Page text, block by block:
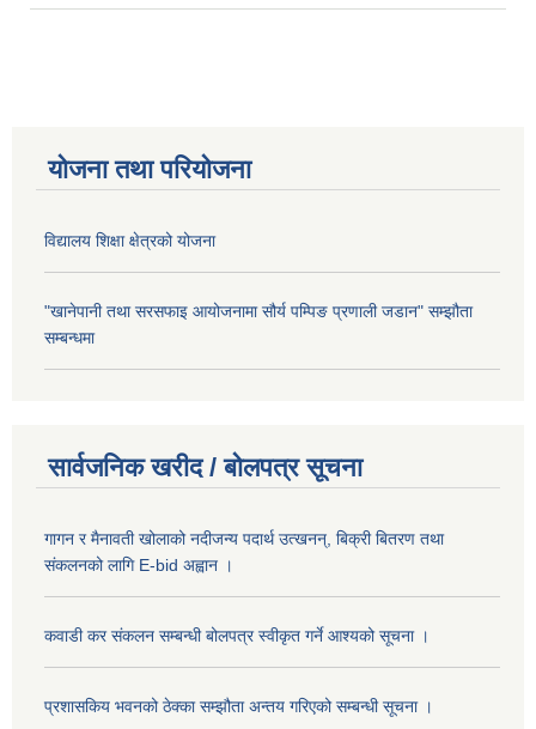
योजना तथा परियोजना
विद्यालय शिक्षा क्षेत्रको योजना
"खानेपानी तथा सरसफाइ आयोजनामा सौर्य पम्पिङ प्रणाली जडान" सम्झौता
सम्बन्धमा
सार्वजनिक खरीद / बोलपत्र सूचना
गागन र मैनावती खोलाको नदीजन्य पदार्थ उत्खनन्, बिक्री बितरण तथा
संकलनको लागि E-bid अह्वान ।
कवाडी कर संकलन सम्बन्धी बोलपत्र स्वीकृत गर्ने आश्यको सूचना ।
प्रशासकिय भवनको ठेक्का सम्झौता अन्तय गरिएको सम्बन्धी सूचना ।